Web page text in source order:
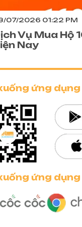
07/2026 01:22 PM
Vụ Mua Hộ
Nay
ứng
ứng